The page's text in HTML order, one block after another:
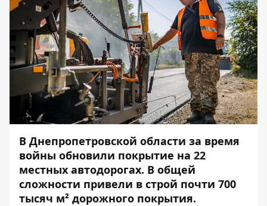
В Днепропетровской области за время
войны обновили покрытие на 22
местных автодорогах. В общей
сложности привели в строй почти 700
тысяч м² дорожного покрытия.